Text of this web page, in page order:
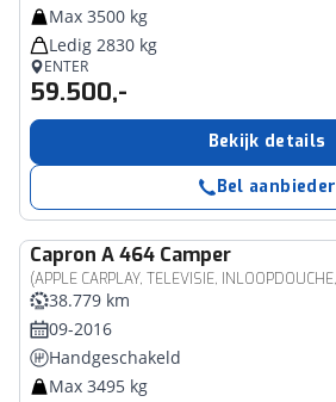
Max 3500 kg
Ledig 2830 kg
ENTER
59.500,-
Bekijk details
Bel aanbieder
Capron A 464 Camper
38.779 km
09-2016
Handgeschakeld
Max 3495 kg